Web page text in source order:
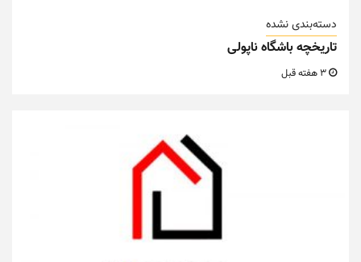
دسته‌بندی نشده
تاریخچه باشگاه ناپولی